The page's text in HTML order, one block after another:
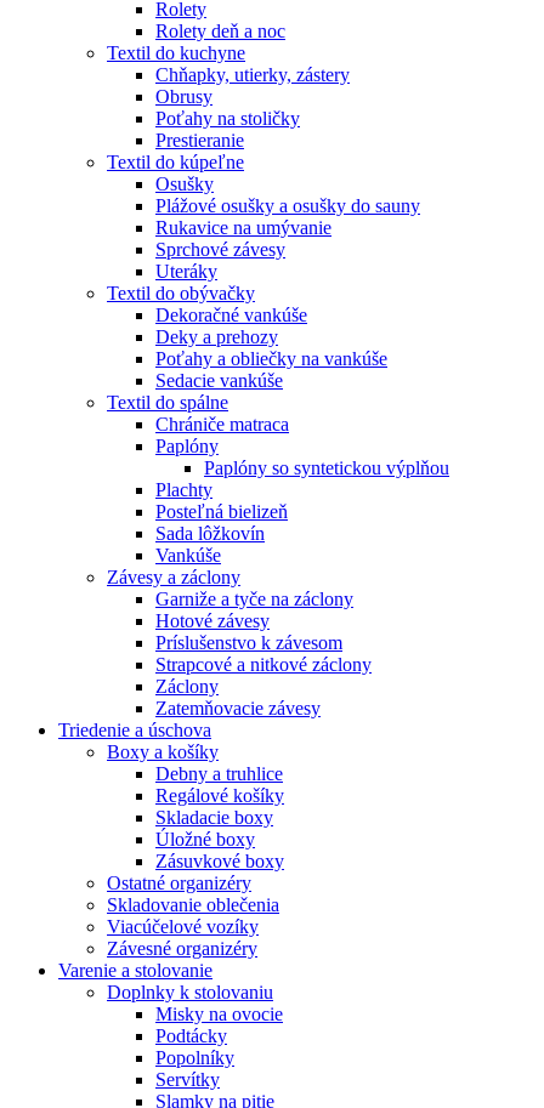
Rolety
Rolety deň a noc
Textil do kuchyne
Chňapky, utierky, zástery
Obrusy
Poťahy na stoličky
Prestieranie
Textil do kúpeľne
Osušky
Plážové osušky a osušky do sauny
Rukavice na umývanie
Sprchové závesy
Uteráky
Textil do obývačky
Dekoračné vankúše
Deky a prehozy
Poťahy a obliečky na vankúše
Sedacie vankúše
Textil do spálne
Chrániče matraca
Paplóny
Paplóny so syntetickou výplňou
Plachty
Posteľná bielizeň
Sada lôžkovín
Vankúše
Závesy a záclony
Garniže a tyče na záclony
Hotové závesy
Príslušenstvo k závesom
Strapcové a nitkové záclony
Záclony
Zatemňovacie závesy
Triedenie a úschova
Boxy a košíky
Debny a truhlice
Regálové košíky
Skladacie boxy
Úložné boxy
Zásuvkové boxy
Ostatné organizéry
Skladovanie oblečenia
Viacúčelové vozíky
Závesné organizéry
Varenie a stolovanie
Doplnky k stolovaniu
Misky na ovocie
Podtácky
Popolníky
Servítky
Slamky na pitie